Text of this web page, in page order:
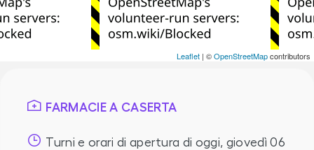
Leaflet | ©OpenStreetMapcontributors
FARMACIE A CASERTA
Turni e orari di apertura di oggi, giovedì 06